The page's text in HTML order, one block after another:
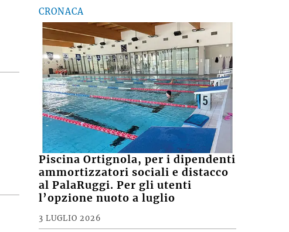
CRONACA
Piscina Ortignola, per i dipendenti
ammortizzatori sociali e distacco
al PalaRuggi. Per gli utenti
l’opzione nuoto a luglio
3 LUGLIO 2026